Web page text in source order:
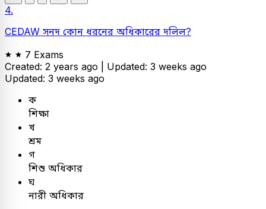
4.
CEDAW সনদ কোন ধরনের অধিকারের দলিল?
7 Exams
Created: 2 years ago | Updated: 3 weeks ago
Updated: 3 weeks ago
ক
শিক্ষা
খ
শ্রম
গ
শিশু অধিকার
ঘ
নারী অধিকার